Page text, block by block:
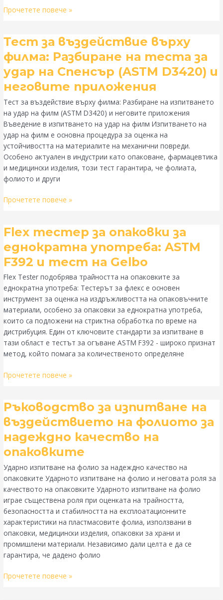
Прочетете повече »
Тест за въздействие върху
филма: Разбиране на теста за
удар на Спенсър (ASTM D3420) и
неговите приложения
Тест за въздействие върху филма: Разбиране на изпитването
на удар на филм (ASTM D3420) и неговите приложения
Въведение в изпитването на удар на филм Изпитването на
удар на филм е основна процедура за оценка на
устойчивостта на материалите на механични повреди.
Особено актуален в индустрии като опаковане, фармацевтика
и медицински изделия, този тест гарантира, че фолиата,
фолиото и други
Тест
за
въздействие
върху
филма:
Разбиране
на
теста
за
удар
на
Спенсър
(ASTM
D3420)
неговите
Прочетете повече »
Flex тестер за опаковки за
еднократна употреба: ASTM
F392 и тест на Gelbo
Flex Tester подобрява трайността на опаковките за
еднократна употреба: Тестерът за флекс е основен
инструмент за оценка на издръжливостта на опаковъчните
материали, особено за опаковки за еднократна употреба,
които са подложени на стриктна обработка по време на
дистрибуция. Един от ключовите стандарти за изпитване в
тази област е тестът за огъване ASTM F392 - широко признат
метод, който помага за количественото определяне
Flex
за
опаковки
за
употреба:
ASTM
тест
Gelbo
Прочетете повече »
Ръководство за изпитване на
въздействието на фолиото за
надеждно качество на
опаковките
Ударно изпитване на фолио за надеждно качество на
опаковките Ударното изпитване на фолио и неговата роля за
качеството на опаковките Ударното изпитване на фолио
играе съществена роля при оценката на трайността,
безопасността и стабилността на експлоатационните
характеристики на пластмасовите фолиа, използвани в
опаковки, медицински изделия, опаковки за храни и
промишлени материали. Независимо дали целта е да се
гарантира, че дадено фолио
Ръководство
за
изпитване
на
въздействието
на
фолиото
за
надеждно
качество
на
опаковките
Прочетете повече »